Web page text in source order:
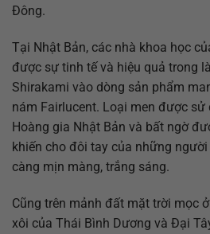
Đông.
Tại Nhật Bản, các nhà khoa học
được sự tinh tế và hiệu quả trong
Shirakami vào dòng sản phẩm
nám Fairlucent. Loại men được
Hoàng gia Nhật Bản và bất ngờ
khiến cho đôi tay của những
càng mịn màng, trắng sáng.
Cũng trên mảnh đất mặt trời mọc
xôi của Thái Bình Dương và Đại